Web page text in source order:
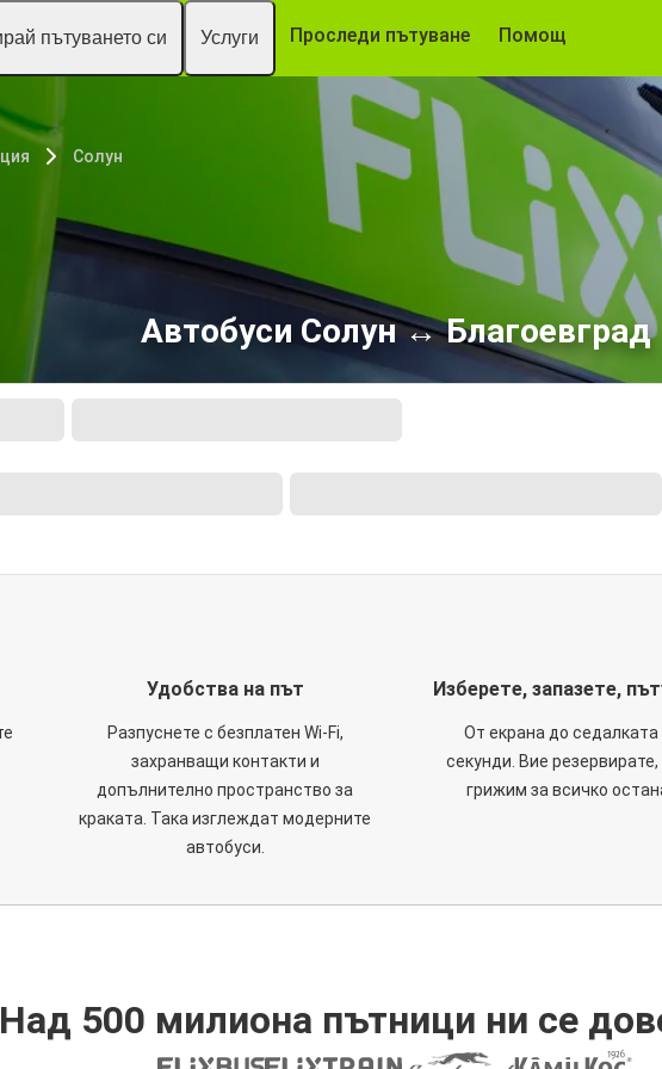
пътуването си Услуги Проследи пътуване Помощ
Солун
Автобуси Солун ↔ Благоевград
Удобства на път
Разпуснете с безплатен Wi-Fi,
захранващи контакти и
допълнително пространство за
краката. Така изглеждат модерните
автобуси.
Изберете, запазете,
От екрана до седалката
секунди. Вие резервирате,
грижим за всичко
Над 500 милиона пътници ни се